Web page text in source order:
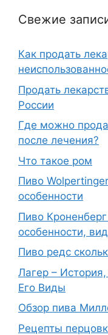
Свежие
Как продать
Продать
России
Где можно
после лечения?
Что такое ром
Пиво
особенности
Пиво
особенности,
Пиво редс
Лагер –
Его Виды
Обзор пива
Рецепты